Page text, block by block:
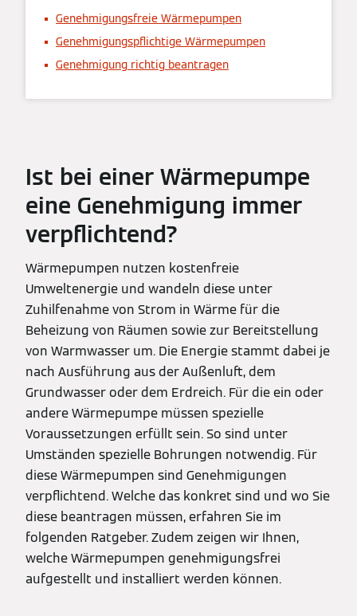
Genehmigungsfreie Wärmepumpen
Genehmigungspflichtige Wärmepumpen
Genehmigung richtig beantragen
Ist bei einer Wärmepumpe
eine Genehmigung immer
verpflichtend?
Wärmepumpen nutzen kostenfreie
Umweltenergie und wandeln diese unter
Zuhilfenahme von Strom in Wärme für die
Beheizung von Räumen sowie zur Bereitstellung
von Warmwasser um. Die Energie stammt dabei je
nach Ausführung aus der Außenluft, dem
Grundwasser oder dem Erdreich. Für die ein oder
andere Wärmepumpe müssen spezielle
Voraussetzungen erfüllt sein. So sind unter
Umständen spezielle Bohrungen notwendig. Für
diese Wärmepumpen sind Genehmigungen
verpflichtend. Welche das konkret sind und wo Sie
diese beantragen müssen, erfahren Sie im
folgenden Ratgeber. Zudem zeigen wir Ihnen,
welche Wärmepumpen genehmigungsfrei
aufgestellt und installiert werden können.